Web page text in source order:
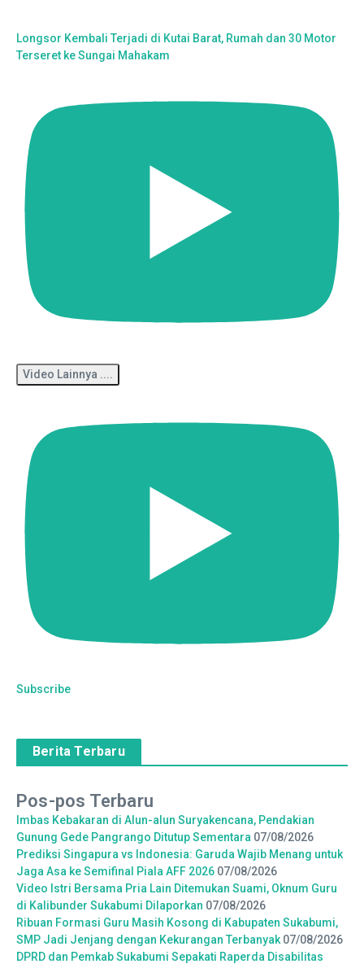
Longsor Kembali Terjadi di Kutai Barat, Rumah dan 30 Motor
Terseret ke Sungai Mahakam
Video Lainnya ....
Subscribe
Berita Terbaru
Pos-pos Terbaru
Imbas Kebakaran di Alun-alun Suryakencana, Pendakian
Gunung Gede Pangrango Ditutup Sementara 07/08/2026
Prediksi Singapura vs Indonesia: Garuda Wajib Menang untuk
Jaga Asa ke Semifinal Piala AFF 2026 07/08/2026
Video Istri Bersama Pria Lain Ditemukan Suami, Oknum Guru
di Kalibunder Sukabumi Dilaporkan 07/08/2026
Ribuan Formasi Guru Masih Kosong di Kabupaten Sukabumi,
SMP Jadi Jenjang dengan Kekurangan Terbanyak 07/08/2026
DPRD dan Pemkab Sukabumi Sepakati Raperda Disabilitas